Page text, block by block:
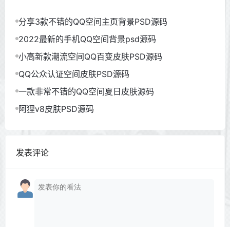
分享3款不错的QQ空间主页背景PSD源码
2022最新的手机QQ空间背景psd源码
小高新款潮流空间QQ百变皮肤PSD源码
QQ公众认证空间皮肤PSD源码
一款非常不错的QQ空间夏日皮肤源码
阿狸v8皮肤PSD源码
发表评论